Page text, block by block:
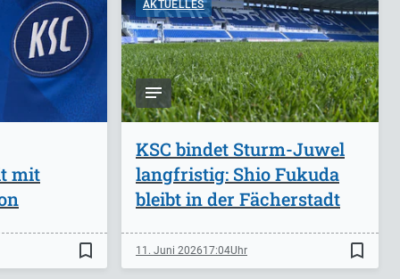
mit
bookmark_border
AKTUELLES
KSC bindet Sturm-Juwel
langfristig: Shio Fukuda
bleibt in der Fächerstadt
11. Juni 202617:04 bookmark_border